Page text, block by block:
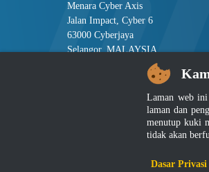
Menara Cyber Axis
Jalan Impact, Cyber 6
63000 Cyberjaya
Selangor, MALAYSIA
Tel : +603-8008 2900
E-mel :
Laman web ini
laman dan
menutup kuki
tidak akan
Dasar Privasi